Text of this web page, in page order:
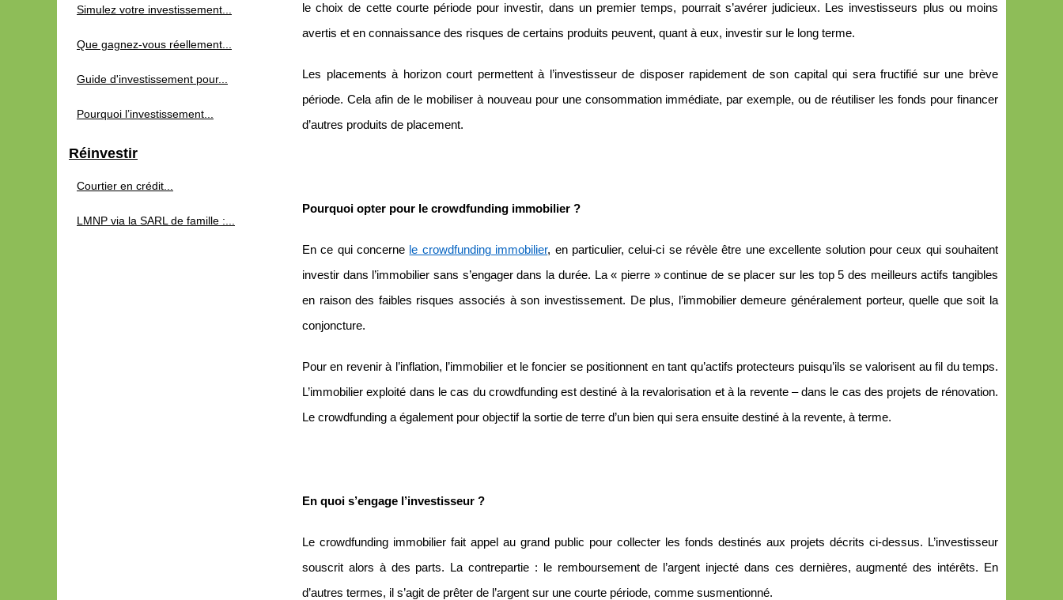
le choix de cette courte période pour investir, dans un premier temps, pourrait s’avérer judicieux. Les investisseurs plus ou moins
avertis et en connaissance des risques de certains produits peuvent, quant à eux, investir sur le long terme.
Les placements à horizon court permettent à l’investisseur de disposer rapidement de son capital qui sera fructifié sur une brève
période. Cela afin de le mobiliser à nouveau pour une consommation immédiate, par exemple, ou de réutiliser les fonds pour financer
d’autres produits de placement.
Pourquoi opter pour le crowdfunding immobilier ?
En ce qui concerne le crowdfunding immobilier, en particulier, celui-ci se révèle être une excellente solution pour ceux qui souhaitent
investir dans l’immobilier sans s’engager dans la durée. La « pierre » continue de se placer sur les top 5 des meilleurs actifs tangibles
en raison des faibles risques associés à son investissement. De plus, l’immobilier demeure généralement porteur, quelle que soit la
conjoncture.
Pour en revenir à l’inflation, l’immobilier et le foncier se positionnent en tant qu’actifs protecteurs puisqu’ils se valorisent au fil du temps.
L’immobilier exploité dans le cas du crowdfunding est destiné à la revalorisation et à la revente – dans le cas des projets de rénovation.
Le crowdfunding a également pour objectif la sortie de terre d’un bien qui sera ensuite destiné à la revente, à terme.
En quoi s’engage l’investisseur ?
Le crowdfunding immobilier fait appel au grand public pour collecter les fonds destinés aux projets décrits ci-dessus. L’investisseur
souscrit alors à des parts. La contrepartie : le remboursement de l’argent injecté dans ces dernières, augmenté des intérêts. En
d’autres termes, il s’agit de prêter de l’argent sur une courte période, comme susmentionné.
Simulez votre investissement...
Que gagnez-vous réellement...
Guide d'investissement pour...
Pourquoi l’investissement...
Réinvestir
Courtier en crédit...
LMNP via la SARL de famille :...